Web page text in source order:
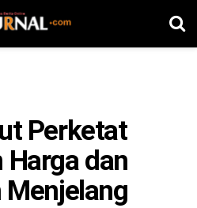
Perketat
Harga dan
Menjelang